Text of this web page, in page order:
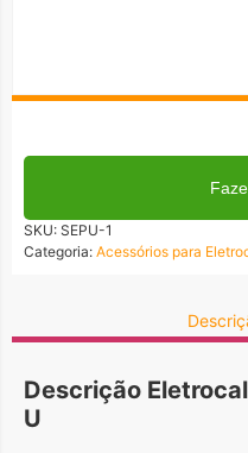
SKU: SEPU-1
Categoria: Acessórios para
Descrição
U